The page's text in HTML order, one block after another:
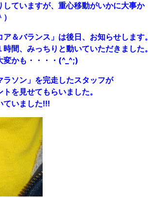
ていますが、重心移動がいかに大事か
＆バランス」は後日、お知らせします。
間、みっちりと動いていただきました。
変かも・・・・(^_^;)
ソン」を完走したスタッフが
を見せてもらいました。
ていました!!!